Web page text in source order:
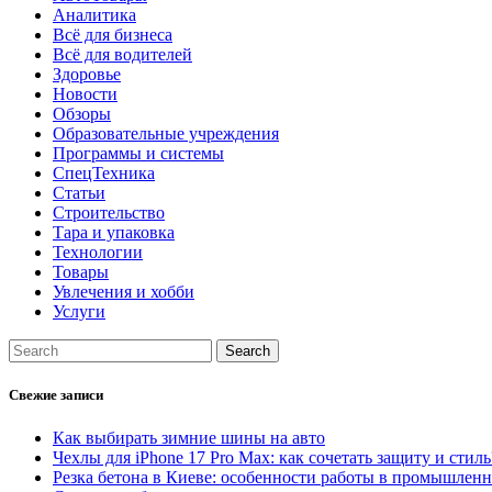
Аналитика
Всё для бизнеса
Всё для водителей
Здоровье
Новости
Обзоры
Образовательные учреждения
Программы и системы
СпецТехника
Статьи
Строительство
Тара и упаковка
Технологии
Товары
Увлечения и хобби
Услуги
Свежие записи
Как выбирать зимние шины на авто
Чехлы для iPhone 17 Pro Max: как сочетать защиту и
Резка бетона в Киеве: особенности работы в